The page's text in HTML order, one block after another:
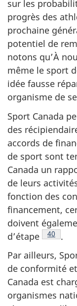
sur les
progrès des
prochaine
potentiel de
notons qu’À
même le sport
idée fausse
organisme de
Sport Canada
des
accords de
de sport sont
Canada un
de leurs
fonction des
financement,
doivent
d’étape
Note de
40
.
Par ailleurs,
de conformité
Canada est
organismes